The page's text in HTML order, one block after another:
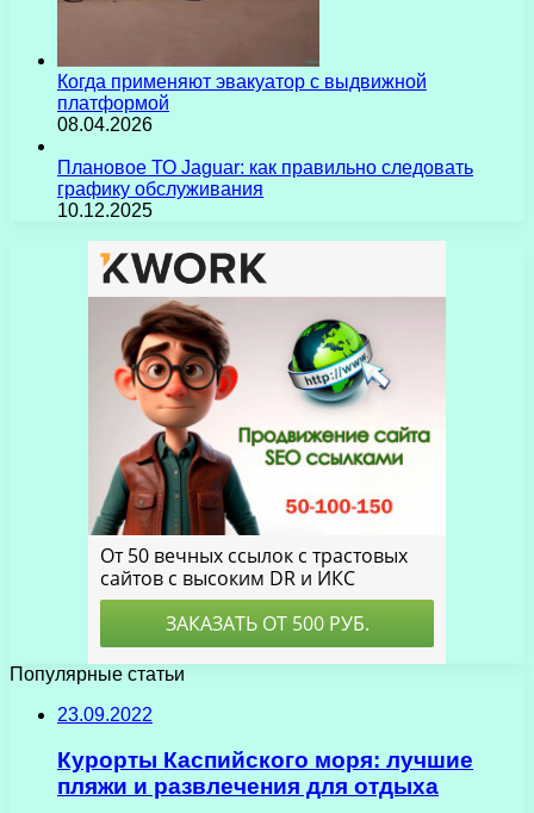
Когда применяют эвакуатор с выдвижной
платформой
08.04.2026
Плановое ТО Jaguar: как правильно следовать
графику обслуживания
10.12.2025
Популярные статьи
23.09.2022
Курорты Каспийского моря: лучшие
пляжи и развлечения для отдыха